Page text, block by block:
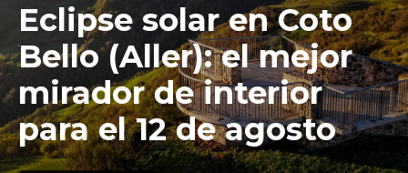
Eclipse solar en Coto
Bello (Aller): el mejor
mirador de interior
para el 12 de agosto